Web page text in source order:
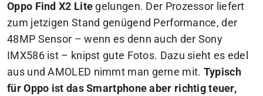
Oppo Find X2 Lite gelungen. Der Prozessor liefert
zum jetzigen Stand genügend Performance, der
48MP Sensor – wenn es denn auch der Sony
IMX586 ist – knipst gute Fotos. Dazu sieht es edel
aus und AMOLED nimmt man gerne mit. Typisch
für Oppo ist das Smartphone aber richtig teuer,